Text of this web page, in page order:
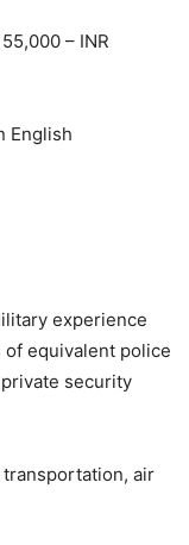
– INR
English
experience
equivalent police
security
transportation, air